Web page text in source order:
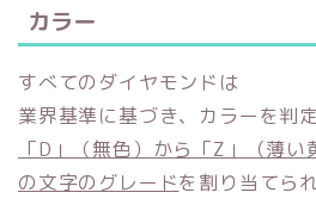
カラー
すべてのダイヤモンドは
業界基準に基づき、カラーを判
「D」（無色）から「Z」（薄い
の文字のグレードを割り当てら